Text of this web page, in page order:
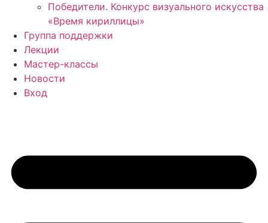
Победители. Конкурс визуального искусства
«Время кириллицы»
Группа поддержки
Лекции
Мастер-классы
Новости
Вход